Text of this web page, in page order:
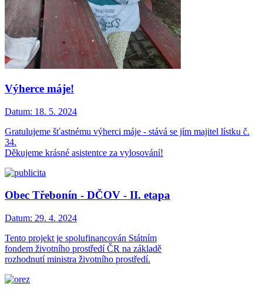
Výherce máje!
Datum: 18. 5. 2024
Gratulujeme šťastnému výherci máje - stává se jím majitel lístku č.
34.
Děkujeme krásné asistentce za vylosování!
Obec Třebonín - DČOV - II. etapa
Datum: 29. 4. 2024
Tento projekt je spolufinancován Státním
fondem životního prostředí ČR na základě
rozhodnutí ministra životního prostředí.